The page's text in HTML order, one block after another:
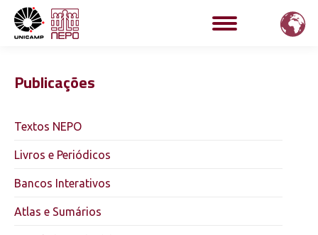
Publicações
Textos NEPO
Livros e Periódicos
Bancos Interativos
Atlas e Sumários